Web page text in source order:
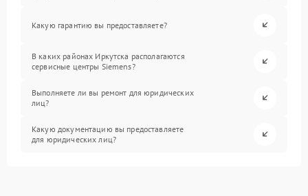
Какую гарантию вы предоставляете?
В каких районах Иркутска располагаются
сервисные центры Siemens?
Выполняете ли вы ремонт для юридических
лиц?
Какую документацию вы предоставляете
для юридических лиц?